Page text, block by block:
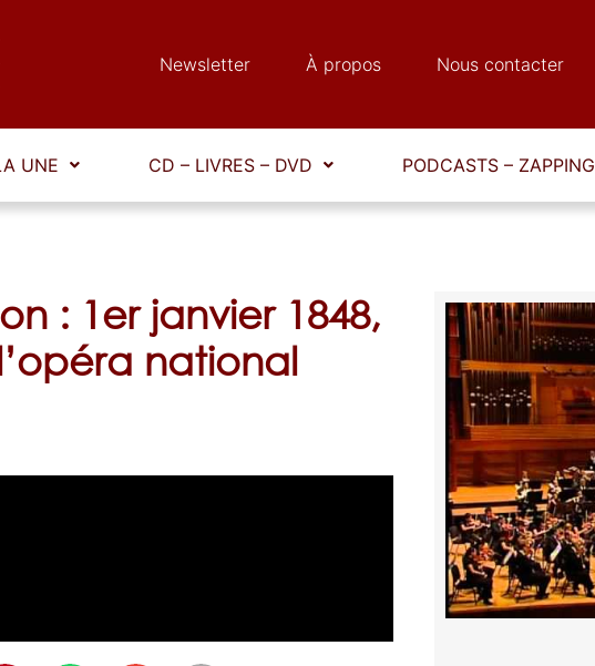
Newsletter À propos Nous contacter
UNE CD – LIVRES – DVD PODCASTS – ZAPPING
: 1er janvier 1848,
national